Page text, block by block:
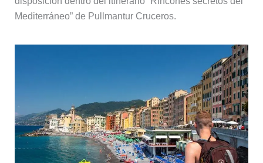
Mediterráneo” de Pullmantur Cruceros.